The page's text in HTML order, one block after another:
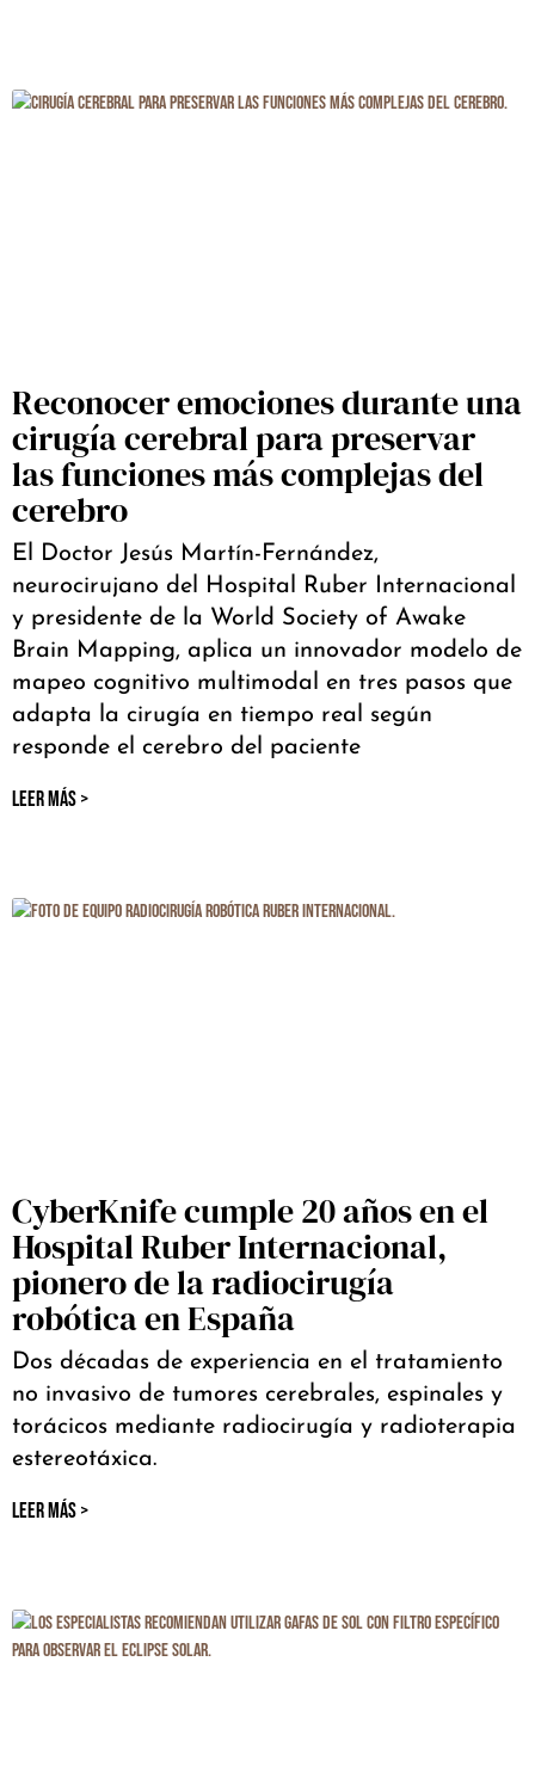
Reconocer emociones durante una
cirugía cerebral para preservar
las funciones más complejas del
cerebro
El Doctor Jesús Martín-Fernández,
neurocirujano del Hospital Ruber Internacional
y presidente de la World Society of Awake
Brain Mapping, aplica un innovador modelo de
mapeo cognitivo multimodal en tres pasos que
adapta la cirugía en tiempo real según
responde el cerebro del paciente
LEER MÁS >
CyberKnife cumple 20 años en el
Hospital Ruber Internacional,
pionero de la radiocirugía
robótica en España
Dos décadas de experiencia en el tratamiento
no invasivo de tumores cerebrales, espinales y
torácicos mediante radiocirugía y radioterapia
estereotáxica.
LEER MÁS >